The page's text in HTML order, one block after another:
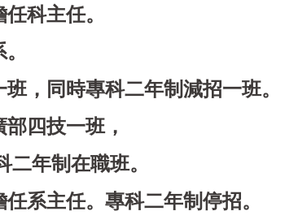
科主任。
，同時專科二年制減招一班。
四技一班，
制在職班。
任系主任。專科二年制停招。